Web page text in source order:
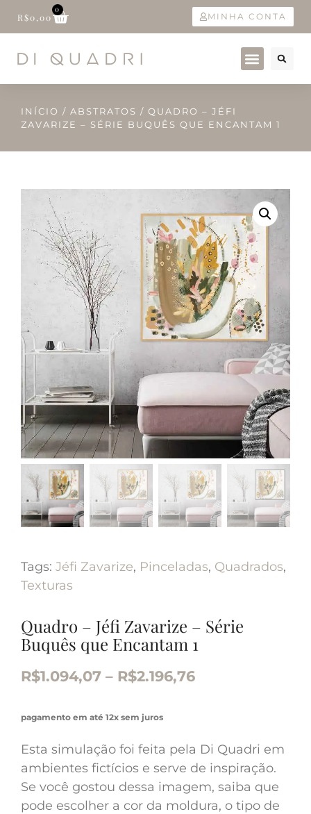
R$0,00
0
MINHA CONTA
INÍCIO / ABSTRATOS / QUADRO – JÉFI
ZAVARIZE – SÉRIE BUQUÊS QUE ENCANTAM 1
Tags: Jéfi Zavarize, Pinceladas, Quadrados,
Texturas
Quadro – Jéfi Zavarize – Série
Buquês que Encantam 1
R$1.094,07 – R$2.196,76
pagamento em até 12x sem juros
Esta simulação foi feita pela Di Quadri em
ambientes fictícios e serve de inspiração.
Se você gostou dessa imagem, saiba que
pode escolher a cor da moldura, o tipo de